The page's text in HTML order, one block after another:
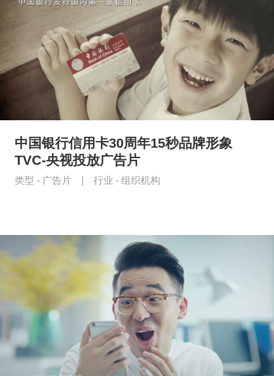
中国银行信用卡30周年15秒品牌形象
TVC-央视投放广告片
类型 - 广告片 行业 - 组织机构